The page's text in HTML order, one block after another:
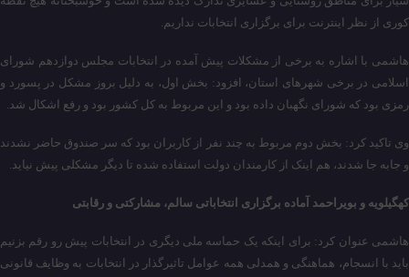
کوری از نظر اینترنت برای برگزاری انتخابات نداریم.
هاشمی با اشاره به برخی از مشکلات پیش آمده در انتخابات مجلس دوازدهم شورای
اسلامی در برخی شهرهای استان، افزود: بخش اول، به دلیل بروز مشکل در پسورد و
رمزی بود که شورای نگهبان داده بود و این مربوط به کل کشور بود و رفع اشکال شد.
وی تاکید کرد: بخش دوم مربوط به چند نفر از کاربران بود که سر صندوق حاضر نشدند
و جابه جا شدند، هم اینک از کارمندان دولت استفاده شده تا دیگر مشکلی پیش نیاید.
کهگیلویه و بویراحمد آماده برگزاری انتخاباتی سالم، مشارکتی و رقابتی
هاشمی عنوان کرد: برای اینکه یک حماسه ملی دیگری در انتخابات پیش رو رقم بزنیم
باید با انسجام، هماهنگی و همدلی همه عوامل تاثیرگذار در انتخابات به وظایف قانونی